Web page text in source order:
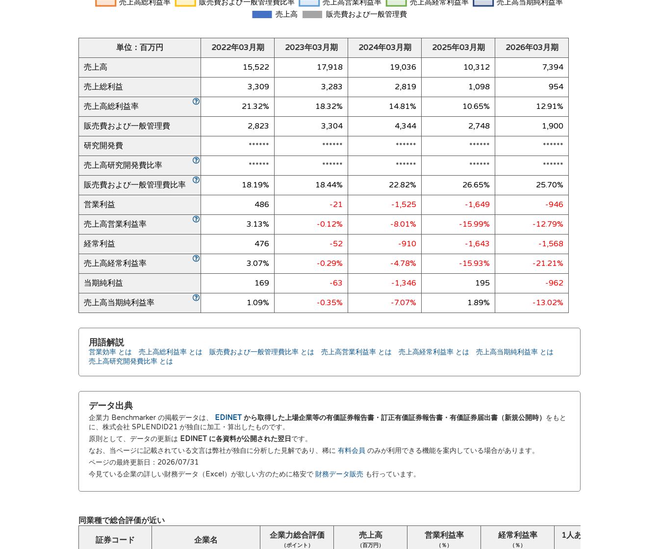
単位：百万円 2022年03月期 2023年03月期 2024年03月期 2025年03月期
2026年03月期
売上高
15,522 17,918 19,036 10,312
7,394
売上総利益
3,309 3,283 2,819 1,098
954
売上高総利益率
21.32% 18.32% 14.81% 10.65%
12.91%
販売費および一般管理費
2,823 3,304 4,344 2,748
1,900
研究開発費
****** ****** ****** ******
******
売上高研究開発費比率
****** ****** ****** ******
******
販売費および一般管理費比率
18.19% 18.44% 22.82% 26.65%
25.70%
営業利益
486 -21 -1,525 -1,649
-946
売上高営業利益率
3.13% -0.12% -8.01% -15.99%
-12.79%
経常利益
476 -52 -910 -1,643
-1,568
売上高経常利益率
3.07% -0.29% -4.78% -15.93%
-21.21%
当期純利益
169 -63 -1,346 195
-962
売上高当期純利益率
1.09% -0.35% -7.07% 1.89% -13.02%
用語解説
営業効率 とは 売上高総利益率 とは 販売費および一般管理費比率 とは 売上高営業利益率 とは 売上高経常利益率 とは
売上高当期純利益率 とは
売上高研究開発費比率 とは
データ出典
企業力 Benchmarker の掲載データは、 EDINETから取得した上場企業等の有価証券報告書・訂正有価証券報告書・有価証券届出書（新規公開時） をもと
に、株式会社 SPLENDID21 が独自に加工・算出したものです。
原則として、データの更新は EDINET に各資料が公開された翌日 です。
なお、当ページに記載されている文言は弊社が独自に分析した見解であり、稀に 有料会員 のみが利用できる機能を案内している場合があります。
ページの最終更新日：2026/07/31
今見ている企業の詳しい財務データ（Excel）が欲しい方のために格安で 財務データ販売 も行っています。
同業種で総合評価が近い
証券コード
企業名 企業力総合評価
（ポイント）
売上高
（百万円）
営業利益率
（％）
経常利益率
（％）
1人あたり売上高